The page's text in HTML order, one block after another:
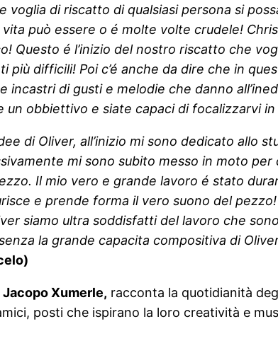
di riscatto di qualsiasi persona si
può essere o é molte volte crudele!
Questo é l’inizio del nostro riscatto che
difficili! Poi c’é anche da dire che in
di gusti e melodie che danno
obbiettivo e siate capaci di focalizzarvi
di Oliver, all’inizio mi sono dedicato allo
mi sono subito messo in moto per
Il mio vero e grande lavoro é stato
e prende forma il vero suono del
siamo ultra soddisfatti del lavoro che
la grande capacita compositiva di
Xumerle, racconta la quotidianità
posti che ispirano la loro creatività e